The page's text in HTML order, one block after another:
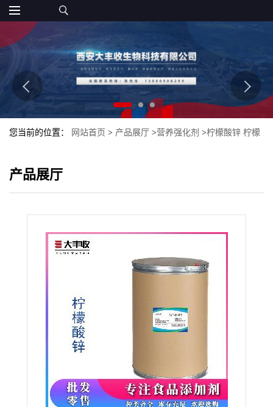
您当前的位置： 网站首页 > 产品展厅 >营养强化剂 >柠檬酸锌 柠檬
产品展厅